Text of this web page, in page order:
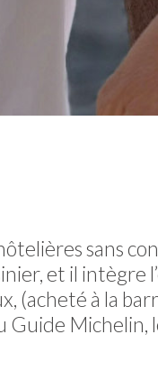
sans
et il intègre
(acheté à la
Guide Michelin,